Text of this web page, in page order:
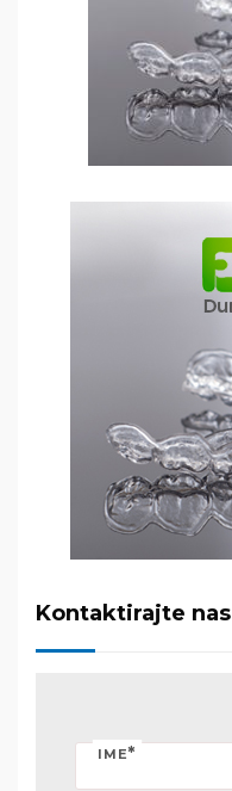
Kontaktirajte nas
IME*